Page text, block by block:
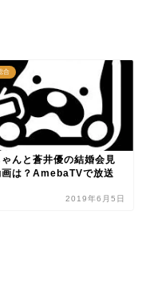
合
ゃんと蒼井優の結婚会見
画は？AmebaTVで放送
2019年6月5日